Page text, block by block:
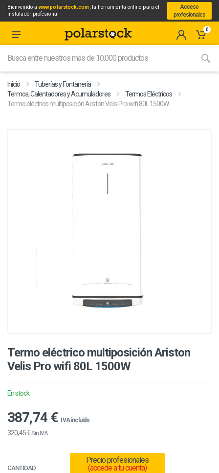
Bienvenido awww.polarstock.com, la herramienta online para el
instalador profesional
Acceso
profesionales
0
Inicio
Tuberías y Fontanería
Termos, Calentadores y Acumuladores
Termos Eléctricos
Termo eléctrico multiposición Ariston Velis Pro wifi 80L 1500W
Termo eléctrico multiposición Ariston
Velis Pro wifi 80L 1500W
En stock
387,74 € IVA incluido
320,45 €Sin IVA
CANTIDAD
Precio profesionales
(accede a tu cuenta)